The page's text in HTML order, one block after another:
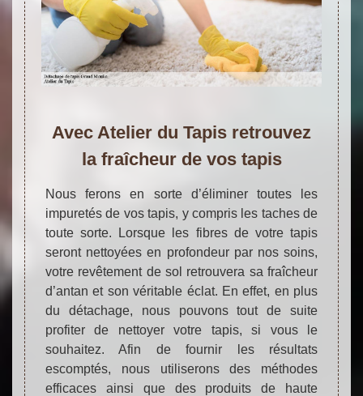
Avec Atelier du Tapis retrouvez
la fraîcheur de vos tapis
Nous ferons en sorte d’éliminer toutes les
impuretés de vos tapis, y compris les taches de
toute sorte. Lorsque les fibres de votre tapis
seront nettoyées en profondeur par nos soins,
votre revêtement de sol retrouvera sa fraîcheur
d’antan et son véritable éclat. En effet, en plus
du détachage, nous pouvons tout de suite
profiter de nettoyer votre tapis, si vous le
souhaitez. Afin de fournir les résultats
escomptés, nous utiliserons des méthodes
efficaces ainsi que des produits de haute